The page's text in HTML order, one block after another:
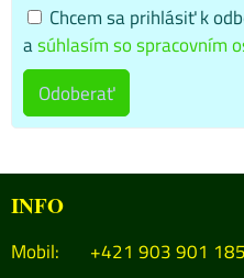
Chcem sa prihlásiť k
asúhlasím so spracovním
Odoberať
INFO
Mobil: +421 903 901 185